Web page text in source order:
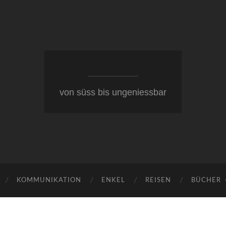
von süss bis ungeniessbar
KOMMUNIKATION ENKEL REISEN BÜCHER